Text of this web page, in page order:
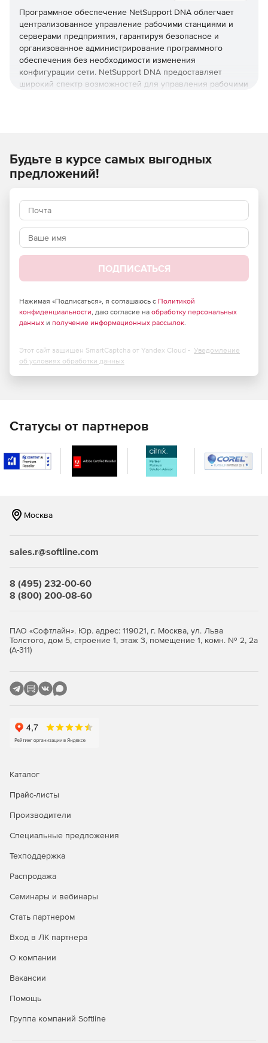
Программное обеспечение NetSupport DNA облегчает
централизованное управление рабочими станциями и
серверами предприятия, гарантируя безопасное и
организованное администрирование программного
обеспечения без необходимости изменения
конфигурации сети. NetSupport DNA предоставляет
широкий спектр возможностей для управления рабочими
поддержки, данные лизинга и историю технического
обслуживания. NetSupport DNA имеет мощный модуль
Hardware Inventory, который содержит большой объем
данные о состоянии памяти жесткого диска, настройках
интерфейса и т. д. NetSupport DNA поддерживает
возможность отображать итоговые данные обо всех
приложениях, обнаруженных на рабочей станции.
потенциально уязвимые участки сети и поддерживает
удаленный контроль устранения системных сбоев.
Helpdesk.
Будьте в курсе самых выгодных
предложений!
ПОДПИСАТЬСЯ
Нажимая «Подписаться», я соглашаюсь с Политикой
конфиденциальности, даю согласие на обработку персональных
данных и получение информационных рассылок.
Этот сайт защищен SmartCaptcha от Yandex Cloud - Уведомление
об условиях обработки данных
Статусы от партнеров
Москва
sales.r@softline.com
8 (495) 232-00-60
8 (800) 200-08-60
ПАО «Софтлайн». Юр. адрес: 119021, г. Москва, ул. Льва
Толстого, дом 5, строение 1, этаж 3, помещение 1, комн. № 2, 2а
(А-311)
Каталог
Прайс-листы
Производители
Специальные предложения
Техподдержка
Распродажа
Семинары и вебинары
Стать партнером
Вход в ЛК партнера
О компании
Вакансии
Помощь
Группа компаний Softline